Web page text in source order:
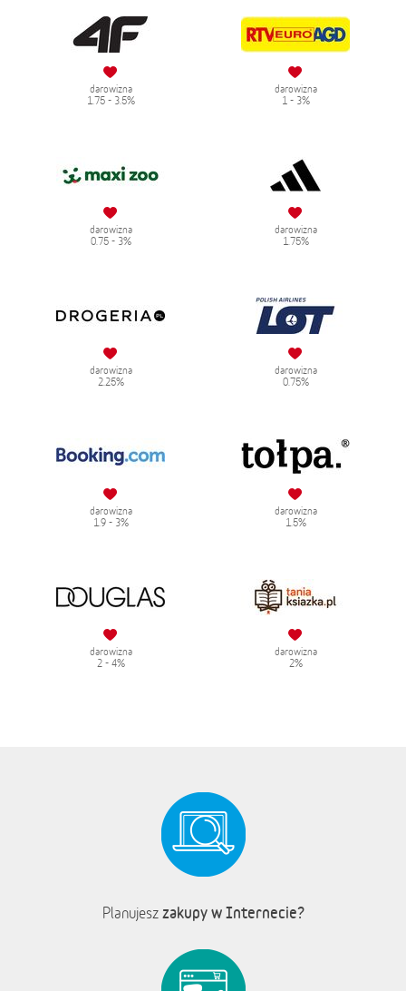
darowizna
1.75 - 3.5%
darowizna
1 - 3%
darowizna
0.75 - 3%
darowizna
1.75%
darowizna
2.25%
darowizna
0.75%
darowizna
1.9 - 3%
darowizna
1.5%
darowizna
2 - 4%
darowizna
2%
Planujesz zakupy w Internecie?